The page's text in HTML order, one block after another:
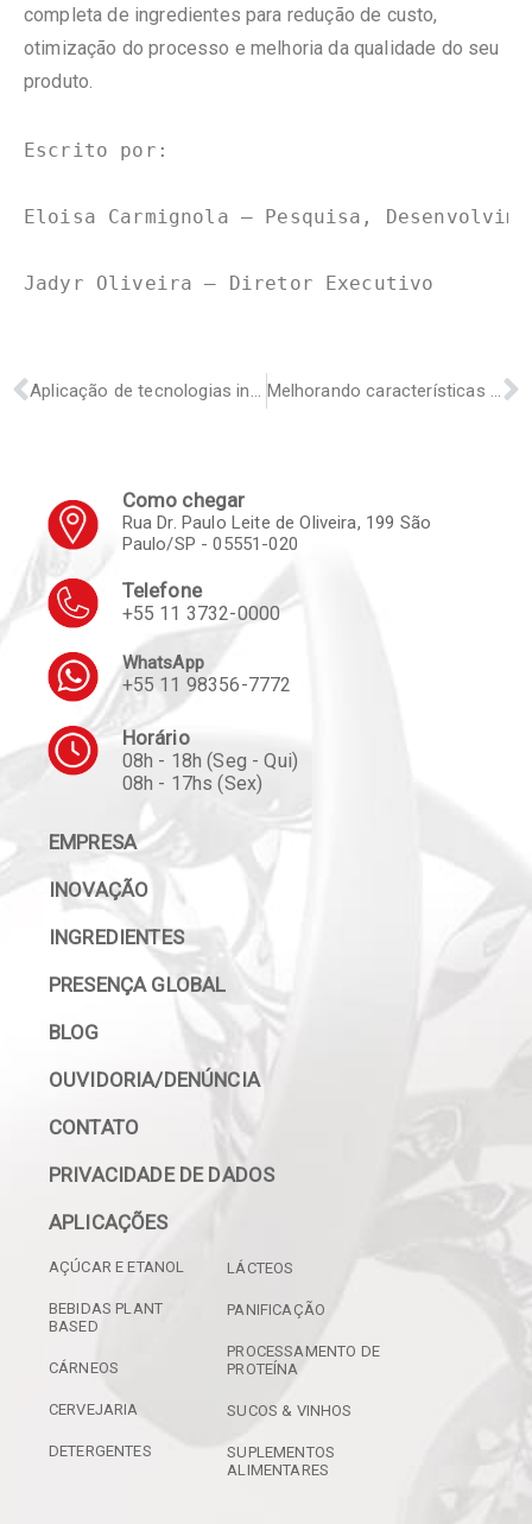
completa de ingredientes para redução de custo,
otimização do processo e melhoria da qualidade do seu
produto.
Escrito por:
Eloisa Carmignola – Pesquisa,
Jadyr Oliveira – Diretor Executivo
Aplicação de tecnologias inovadoras em adegas de fermentação e maturação Melhorando características sensoriais da cerveja com ajustes na água
Como chegar
Rua Dr. Paulo Leite de Oliveira, 199 São
Paulo/SP - 05551-020
Telefone
+55 11 3732-0000
WhatsApp
+55 11 98356-7772
Horário
08h - 18h (Seg - Qui)
08h - 17hs (Sex)
EMPRESA
INOVAÇÃO
INGREDIENTES
PRESENÇA GLOBAL
BLOG
OUVIDORIA/DENÚNCIA
CONTATO
PRIVACIDADE DE DADOS
APLICAÇÕES
AÇÚCAR E ETANOL
BEBIDAS PLANT
BASED
CÁRNEOS
CERVEJARIA
DETERGENTES
LÁCTEOS
PANIFICAÇÃO
PROCESSAMENTO DE
PROTEÍNA
SUCOS & VINHOS
SUPLEMENTOS
ALIMENTARES